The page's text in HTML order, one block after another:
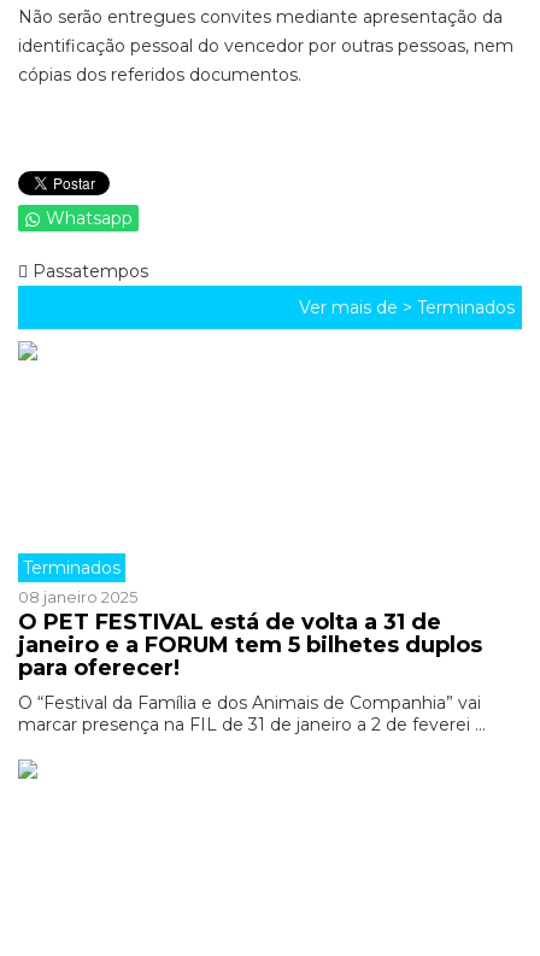
Não serão entregues convites mediante apresentação da
identificação pessoal do vencedor por outras pessoas, nem
cópias dos referidos documentos.
Whatsapp
Passatempos
Ver mais de > Terminados
Terminados
08 janeiro 2025
O PET FESTIVAL está de volta a 31 de
janeiro e a FORUM tem 5 bilhetes duplos
para oferecer!
O “Festival da Família e dos Animais de Companhia” vai
marcar presença na FIL de 31 de janeiro a 2 de feverei ...